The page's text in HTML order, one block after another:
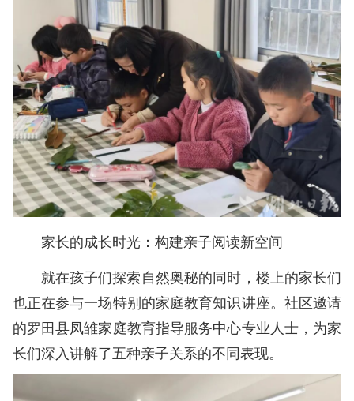
家长的成长时光：构建亲子阅读新空间
就在孩子们探索自然奥秘的同时，楼上的家长们
也正在参与一场特别的家庭教育知识讲座。社区邀请
的罗田县凤雏家庭教育指导服务中心专业人士，为家
长们深入讲解了五种亲子关系的不同表现。